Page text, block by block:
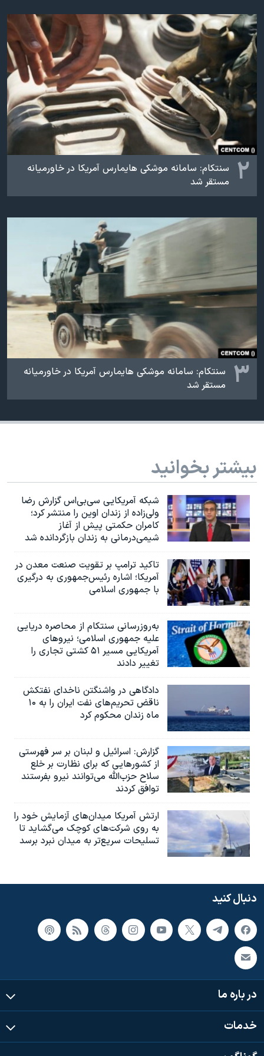
نرگس محمدی برنده جایزه نوبل صلح
همایش محافظه‌کاران آمریکا «سی‌پک»
صفحه‌های ویژه
سفر پرزیدنت ترامپ به چین
۲
سنتکام: سامانه موشکی هایمارس آمریکا در خاورمیانه
مستقر شد
۳
سنتکام: سامانه موشکی هایمارس آمریکا در خاورمیانه
مستقر شد
بیشتر بخوانید
شبکه آمریکایی سی‌بی‌‌اس گزارش رضا
ولی‌زاده از زندان اوین را منتشر کرد؛
کامران حکمتی پیش از آغاز
شیمی‌درمانی به زندان بازگردانده شد
تاکید ترامپ بر تقویت صنعت معدن در
آمریکا؛ اشاره رئیس‌جمهوری به درگیری
با جمهوری اسلامی
به‌روزرسانی سنتکام از محاصره دریایی
علیه جمهوری اسلامی؛ نیروهای
آمریکایی مسیر ۵۱ کشتی تجاری را
تغییر دادند
دادگاهی در واشنگتن ناخدای نفتکش
ناقض تحریم‌های نفت ایران را به ۱۰
ماه زندان محکوم کرد
گزارش‌: اسرائيل و لبنان بر سر فهرستی
از کشورهایی که برای نظارت بر خلع
سلاح حزب‌الله می‌توانند نیرو بفرستند
توافق کردند
ارتش آمریکا میدان‌های آزمایش خود را
به روی شرکت‌های کوچک می‌گشاید تا
تسلیحات سریع‌تر به میدان نبرد برسد
دنبال کنید
در باره ما
خدمات